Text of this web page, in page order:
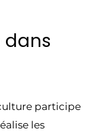
dans
participe
les